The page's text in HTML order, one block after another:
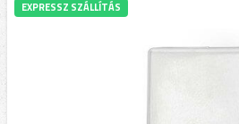
EXPRESSZ SZÁLLÍTÁS